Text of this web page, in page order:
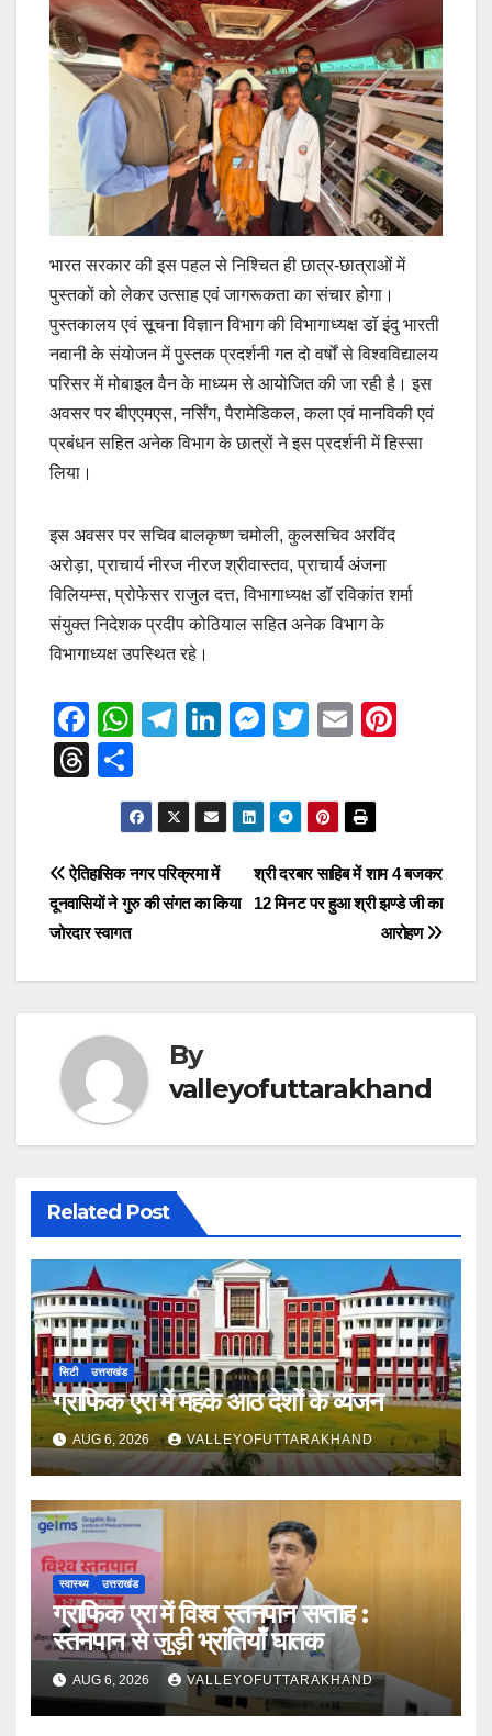
भारत सरकार की इस पहल से निश्चित ही छात्र-छात्राओं में
पुस्तकों को लेकर उत्साह एवं जागरूकता का संचार होगा।
पुस्तकालय एवं सूचना विज्ञान विभाग की विभागाध्यक्ष डॉ इंदु भारती
नवानी के संयोजन में पुस्तक प्रदर्शनी गत दो वर्षों से विश्वविद्यालय
परिसर में मोबाइल वैन के माध्यम से आयोजित की जा रही है। इस
अवसर पर बीएएमएस, नर्सिंग, पैरामेडिकल, कला एवं मानविकी एवं
प्रबंधन सहित अनेक विभाग के छात्रों ने इस प्रदर्शनी में हिस्सा
लिया।
इस अवसर पर सचिव बालकृष्ण चमोली, कुलसचिव अरविंद
अरोड़ा, प्राचार्य नीरज नीरज श्रीवास्तव, प्राचार्य अंजना
विलियम्स, प्रोफेसर राजुल दत्त, विभागाध्यक्ष डॉ रविकांत शर्मा
संयुक्त निदेशक प्रदीप कोठियाल सहित अनेक विभाग के
विभागाध्यक्ष उपस्थित रहे।
F
a
c
b
o
o
W
s
A
p
T
gr
a
m
Li
e
n
M
e
n
g
T
er
E
st
T
hr
a
d
s
h
ar
e
Post
navigation
श्री दरबार साहिब में शाम 4 बजकर
12 मिनट पर हुआ श्री झण्डे जी का
आरोहण
ऐतिहासिक नगर परिक्रमा में
दूनवासियों ने गुरु की संगत का किया
जोरदार स्वागत
By
valleyofuttarakhand
Related Post
सिटी उत्तराखंड
ग्राफिक एरा में महके आठ देशों के व्यंजन
AUG 6, 2026 VALLEYOFUTTARAKHAND
स्वास्थ्य उत्तराखंड
ग्राफिक एरा में विश्व स्तनपान सप्ताह :
स्तनपान से जुड़ी भ्रांतियाँ घातक
AUG 6, 2026 VALLEYOFUTTARAKHAND